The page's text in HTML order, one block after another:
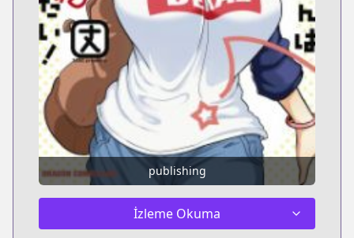
publishing
İzleme Okuma